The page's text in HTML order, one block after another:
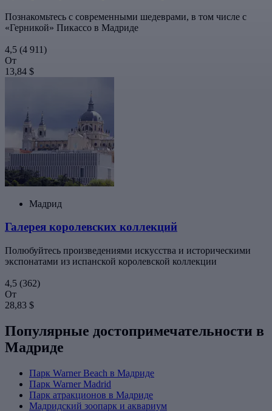
Познакомьтесь с современными шедеврами, в том числе с
«Герникой» Пикассо в Мадриде
4,5 (4 911)
От
13,84 $
Мадрид
Галерея королевских коллекций
Полюбуйтесь произведениями искусства и историческими
экспонатами из испанской королевской коллекции
4,5 (362)
От
28,83 $
Популярные достопримечательности в
Мадриде
Парк Warner Beach в Мадриде
Парк Warner Madrid
Парк атракционов в Мадриде
Мадридский зоопарк и аквариум